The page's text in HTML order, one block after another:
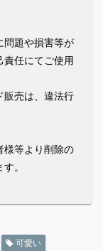
問題や損害等が
任にてご使用
販売は、違法行
様等より削除の
。
可愛い